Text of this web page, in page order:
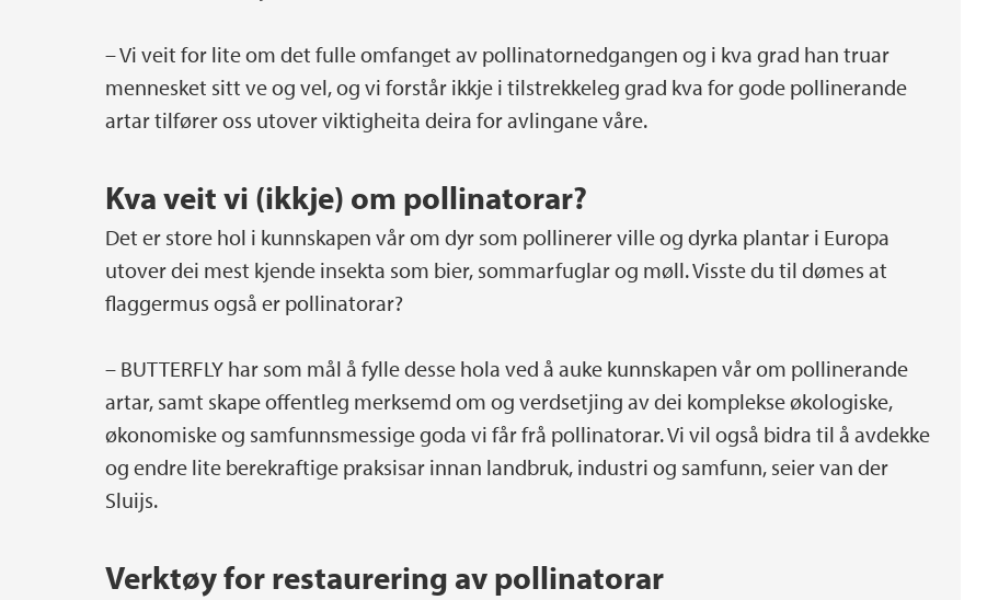
– Vi veit for lite om det fulle omfanget av pollinatornedgangen og i kva grad han truar
mennesket sitt ve og vel, og vi forstår ikkje i tilstrekkeleg grad kva for gode pollinerande
artar tilfører oss utover viktigheita deira for avlingane våre.
Kva veit vi (ikkje) om pollinatorar?
Det er store hol i kunnskapen vår om dyr som pollinerer ville og dyrka plantar i Europa
utover dei mest kjende insekta som bier, sommarfuglar og møll. Visste du til dømes at
flaggermus også er pollinatorar?
– BUTTERFLY har som mål å fylle desse hola ved å auke kunnskapen vår om pollinerande
artar, samt skape offentleg merksemd om og verdsetjing av dei komplekse økologiske,
økonomiske og samfunnsmessige goda vi får frå pollinatorar. Vi vil også bidra til å avdekke
og endre lite berekraftige praksisar innan landbruk, industri og samfunn, seier van der
Sluijs.
Verktøy for restaurering av pollinatorar